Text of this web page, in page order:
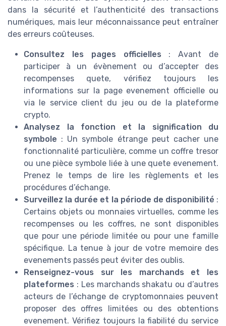
dans la sécurité et l’authenticité des transactions
numériques, mais leur méconnaissance peut entraîner
des erreurs coûteuses.
Consultez les pages officielles : Avant de
participer à un évènement ou d’accepter des
recompenses quete, vérifiez toujours les
informations sur la page evenement officielle ou
via le service client du jeu ou de la plateforme
crypto.
Analysez la fonction et la signification du
symbole : Un symbole étrange peut cacher une
fonctionnalité particulière, comme un coffre tresor
ou une pièce symbole liée à une quete evenement.
Prenez le temps de lire les règlements et les
procédures d’échange.
Surveillez la durée et la période de disponibilité :
Certains objets ou monnaies virtuelles, comme les
recompenses ou les coffres, ne sont disponibles
que pour une période limitée ou pour une famille
spécifique. La tenue à jour de votre memoire des
evenements passés peut éviter des oublis.
Renseignez-vous sur les marchands et les
plateformes : Les marchands shakatu ou d’autres
acteurs de l’échange de cryptomonnaies peuvent
proposer des offres limitées ou des obtentions
evenement. Vérifiez toujours la fiabilité du service